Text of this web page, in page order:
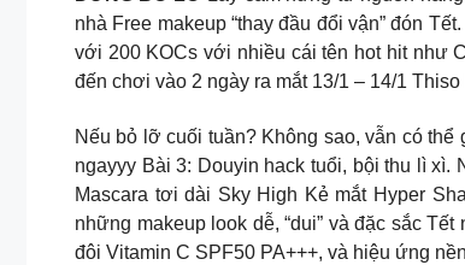
nhà Free makeup “thay đầu đổi vận” đón
với 200 KOCs với nhiều cái tên hot hit như
đến chơi vào 2 ngày ra mắt 13/1 – 14/1
Nếu bỏ lỡ cuối tuần? Không sao, vẫn có
ngayyy Bài 3: Douyin hack tuổi, bội thu lì xì.
Mascara tơi dài Sky High Kẻ mắt Hyper
những makeup look dễ, “dui” và đặc sắc Tết
đôi Vitamin C SPF50 PA+++, và hiệu ứng